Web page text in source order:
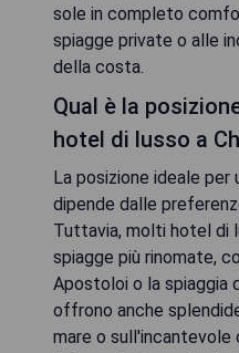
sole in completo
spiagge private o alle
della costa.
Qual è la
hotel di lusso a
La posizione ideale per
dipende dalle
Tuttavia, molti hotel di
spiagge più rinomate,
Apostoloi o la spiaggia
offrono anche
mare o